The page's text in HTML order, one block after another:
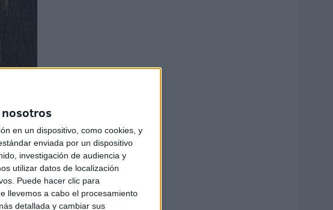
en un dispositivo, como cookies, y
enviada por un dispositivo
investigación de audiencia y
utilizar datos de localización
Puede hacer clic para
llevemos a cabo el procesamiento
detallada y cambiar sus
muy
de